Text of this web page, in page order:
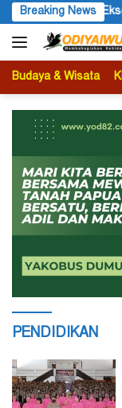
Langsung
ke
konten
Breaking News
Ulang
Budaya & Wisata
PENDIDIKAN